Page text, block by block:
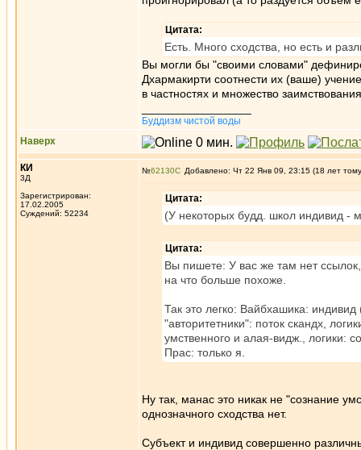
Цитата:
Есть. Много сходства, но есть и
Вы могли бы "своими словами"
Дхармакирти соотнести их (ваше)
в частностях и множество
Буддизм чистой воды
Наверх
КИ
3Д
Зарегистрирован:
17.02.2005
Суждений: 52234
№62130 Добавлено: Чт 22 Янв 09, 23:15 (18 лет
Цитата:
(У некоторых будд. школ индивид -
Цитата:
Вы пишете: У вас же там нет
на что больше похоже.
Так это легко: Вайбхашика:
"авторитетники": поток скандх,
умственного и алая-видж., логики:
Прас: только я.
Ну так, манас это никак не "сознание
однозначного сходства нет.
Субъект и индивид совершенно